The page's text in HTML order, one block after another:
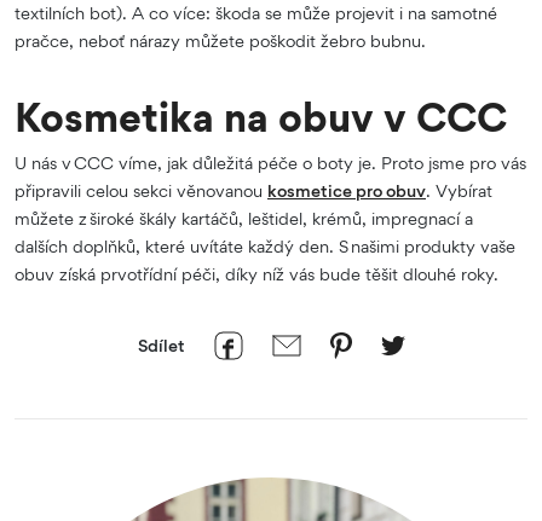
textilních bot). A co více: škoda se může projevit i na samotné
pračce, neboť nárazy můžete poškodit žebro bubnu.
Kosmetika na obuv v CCC
U nás v CCC víme, jak důležitá péče o boty je. Proto jsme pro vás
připravili celou sekci věnovanou kosmetice pro obuv. Vybírat
můžete z široké škály kartáčů, leštidel, krémů, impregnací a
dalších doplňků, které uvítáte každý den. S našimi produkty vaše
obuv získá prvotřídní péči, díky níž vás bude těšit dlouhé roky.
Sdílet